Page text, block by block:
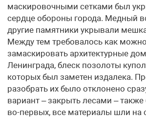
маскировочными сетками был
сердце обороны города. Медный
другие памятники укрывали
Между тем требовалось как
замаскировать архитектурные
Ленинграда, блеск позолоты
которых был заметен издалека.
разобрать их было отклонено
вариант – закрыть лесами – также
во-первых, все материалы шли на